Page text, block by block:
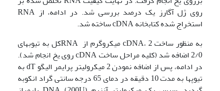
روی ژل آگارز یک درصد بررسی شد. در ادامه، از RNA
استخراج شده کتابخانه cDNA ساخته شد.
به منظور ساخت cDNA، 2 میکروگرم از RNAکل به تیوبهای
2/0 اضافه شد (کلیه مراحل ساخت cDNA روی یخ انجام شد).
در ادامه، پس از اضافه نمودن 2 میکرولیتر پرایمر الیگو dT به
تیوپها به مدت 10 دقیقه در دمای 65 درجه سانتی گراد انکوبه